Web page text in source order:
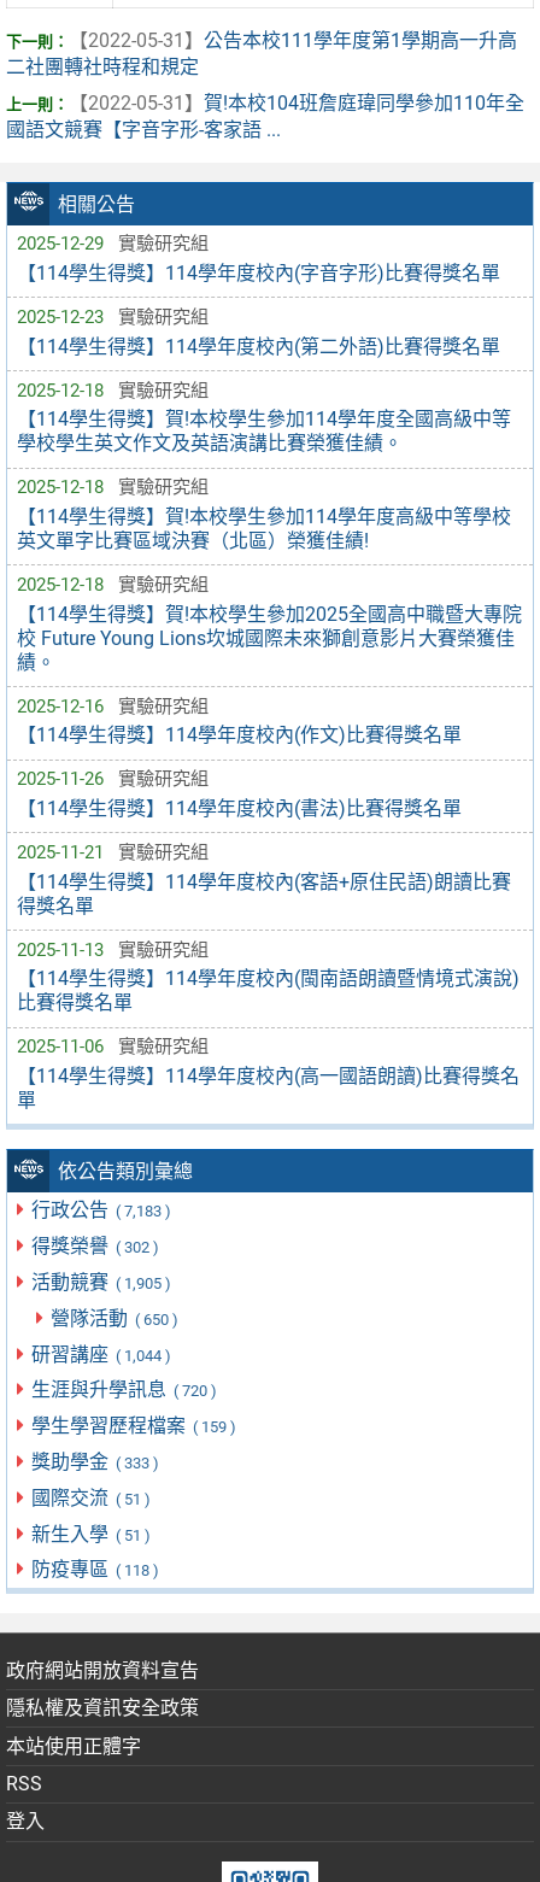
相關公告
2025-12-29 實驗研究組
【114學生得獎】114學年度校內(字音字形)比賽得獎名單
2025-12-23 實驗研究組
【114學生得獎】114學年度校內(第二外語)比賽得獎名單
2025-12-18 實驗研究組
【114學生得獎】賀!本校學生參加114學年度全國高級中等
學校學生英文作文及英語演講比賽榮獲佳績。
2025-12-18 實驗研究組
【114學生得獎】賀!本校學生參加114學年度高級中等學校
英文單字比賽區域決賽（北區）榮獲佳績!
2025-12-18 實驗研究組
【114學生得獎】賀!本校學生參加2025全國高中職暨大專院
校 Future Young Lions坎城國際未來獅創意影片大賽榮獲佳
績。
2025-12-16 實驗研究組
【114學生得獎】114學年度校內(作文)比賽得獎名單
2025-11-26 實驗研究組
【114學生得獎】114學年度校內(書法)比賽得獎名單
2025-11-21 實驗研究組
【114學生得獎】114學年度校內(客語+原住民語)朗讀比賽
得獎名單
2025-11-13 實驗研究組
【114學生得獎】114學年度校內(閩南語朗讀暨情境式演說)
比賽得獎名單
2025-11-06 實驗研究組
【114學生得獎】114學年度校內(高一國語朗讀)比賽得獎名
單
依公告類別彙總
行政公告 ( 7,183 )
得獎榮譽 ( 302 )
活動競賽 ( 1,905 )
營隊活動 ( 650 )
研習講座 ( 1,044 )
生涯與升學訊息 ( 720 )
學生學習歷程檔案 ( 159 )
獎助學金 ( 333 )
國際交流 ( 51 )
新生入學 ( 51 )
防疫專區 ( 118 )
【2022-05-31】 公告本校111學年度第1學期高一升高
二社團轉社時程和規定
【2022-05-31】 賀!本校104班詹庭瑋同學參加110年全
國語文競賽【字音字形-客家語 ...
政府網站開放資料宣告
隱私權及資訊安全政策
本站使用正體字
RSS
登入